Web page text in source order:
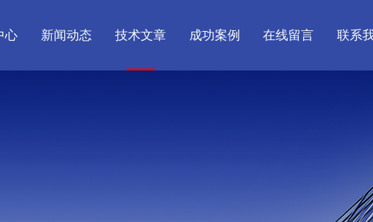
心 新闻动态 技术文章 成功案例 在线留言 联系